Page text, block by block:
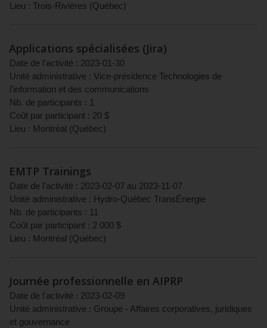
Lieu : Trois-Rivières (Québec)
Applications spécialisées (Jira)
Date de l'activité : 2023-01-30
Unité administrative : Vice-présidence Technologies de
l'information et des communications
Nb. de participants : 1
Coût par participant : 20 $
Lieu : Montréal (Québec)
EMTP Trainings
Date de l'activité : 2023-02-07 au 2023-11-07
Unité administrative : Hydro-Québec TransÉnergie
Nb. de participants : 11
Coût par participant : 2 000 $
Lieu : Montréal (Québec)
Journée professionnelle en AIPRP
Date de l'activité : 2023-02-09
Unité administrative : Groupe - Affaires corporatives, juridiques
et gouvernance